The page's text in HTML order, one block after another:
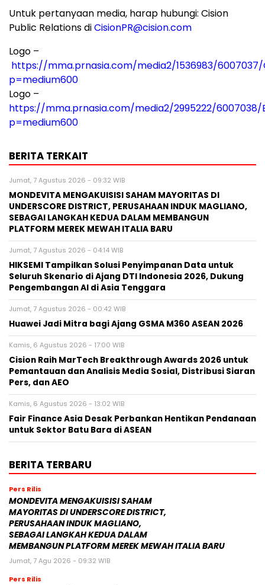
Untuk pertanyaan media, harap hubungi: Cision
Public Relations diCisionPR@cision.com
Logo –
https://mma.prnasia.com/media2/1536983/6007037/
p=medium600
Logo –
https://mma.prnasia.com/media2/2995222/6007038/
p=medium600
BERITA TERKAIT
Jumat, 7 Agustus 2026 - 09:32 WIB
MONDEVITA MENGAKUISISI SAHAM MAYORITAS DI
UNDERSCORE DISTRICT, PERUSAHAAN INDUK MAGLIANO,
SEBAGAI LANGKAH KEDUA DALAM MEMBANGUN
PLATFORM MEREK MEWAH ITALIA BARU
Jumat, 7 Agustus 2026 - 04:14 WIB
HIKSEMI Tampilkan Solusi Penyimpanan Data untuk
Seluruh Skenario di Ajang DTI Indonesia 2026, Dukung
Pengembangan AI di Asia Tenggara
Jumat, 7 Agustus 2026 - 00:42 WIB
Huawei Jadi Mitra bagi Ajang GSMA M360 ASEAN 2026
Kamis, 6 Agustus 2026 - 17:00 WIB
Cision Raih MarTech Breakthrough Awards 2026 untuk
Pemantauan dan Analisis Media Sosial, Distribusi Siaran
Pers, dan AEO
Kamis, 6 Agustus 2026 - 13:02 WIB
Fair Finance Asia Desak Perbankan Hentikan Pendanaan
untuk Sektor Batu Bara di ASEAN
BERITA TERBARU
Pers Rilis
MONDEVITA MENGAKUISISI SAHAM
MAYORITAS DI UNDERSCORE DISTRICT,
PERUSAHAAN INDUK MAGLIANO,
SEBAGAI LANGKAH KEDUA DALAM
MEMBANGUN PLATFORM MEREK MEWAH ITALIA BARU
Jumat, 7 Agu 2026 - 09:32 WIB
Pers Rilis